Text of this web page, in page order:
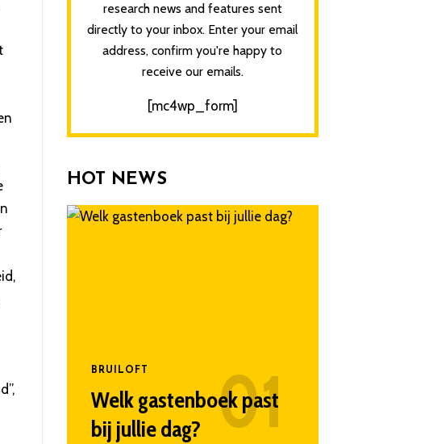
research news and features sent
directly to your inbox. Enter your email
address, confirm you're happy to
receive our emails.
[mc4wp_form]
HOT NEWS
BRUILOFT
Welk gastenboek past
bij jullie dag?